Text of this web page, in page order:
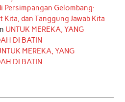
Persimpangan Gelombang:
dan Tanggung Jawab Kita
UNTUK MEREKA, YANG
DI BATIN
MEREKA, YANG
DI BATIN